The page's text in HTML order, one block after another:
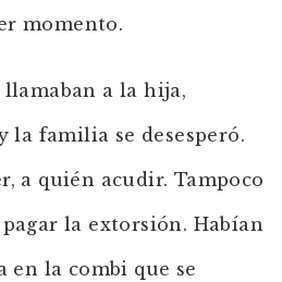
momento.
a la hija,
la familia se desesperó.
a quién acudir. Tampoco
la extorsión. Habían
en la combi que se